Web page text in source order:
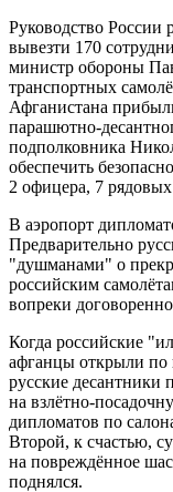
Руководство России
вывезти 170
министр обороны
транспортных
Афганистана
парашютно-
подполковника
обеспечить
2 офицера, 7
В аэропорт
Предварительно
"душманами" о
российским
вопреки
Когда российские
афганцы открыли по
русские десантники
на взлётно-
дипломатов по
Второй, к счастью,
на повреждённое
поднялся.